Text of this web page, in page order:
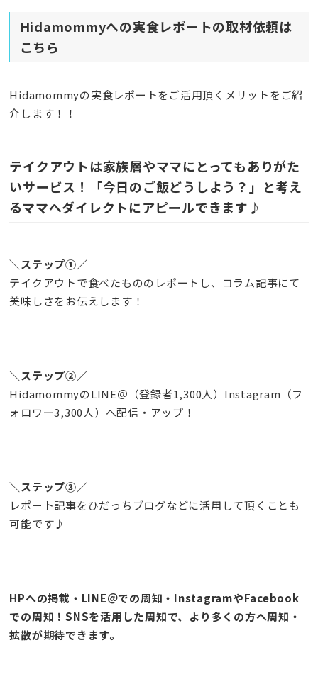
Hidamommyへの実食レポートの取材依頼は
こちら
Hidamommyの実食レポートをご活用頂くメリットをご紹
介します！！
テイクアウトは家族層やママにとってもありがた
いサービス！「今日のご飯どうしよう？」と考え
るママへダイレクトにアピールできます♪
＼ステップ①／
テイクアウトで食べたもののレポートし、コラム記事にて
美味しさをお伝えします！
＼ステップ②／
HidamommyのLINE＠（登録者1,300人）Instagram（フ
ォロワー3,300人）へ配信・アップ！
＼ステップ③／
レポート記事をひだっちブログなどに活用して頂くことも
可能です♪
HPへの掲載・LINE＠での周知・InstagramやFacebook
での周知！SNSを活用した周知で、より多くの方へ周知・
拡散が期待できます。